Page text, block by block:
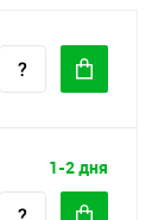
1-2 дня